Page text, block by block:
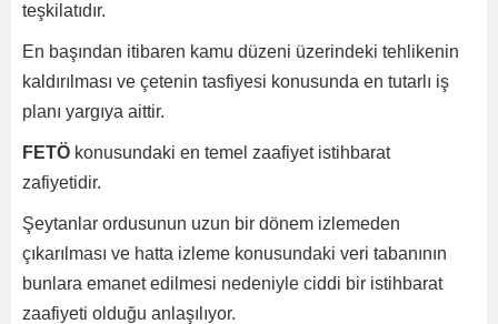
teşkilatıdır.
En başından itibaren kamu düzeni üzerindeki tehlikenin
kaldırılması ve çetenin tasfiyesi konusunda en tutarlı iş
planı yargıya aittir.
FETÖ konusundaki en temel zaafiyet istihbarat
zafiyetidir.
Şeytanlar ordusunun uzun bir dönem izlemeden
çıkarılması ve hatta izleme konusundaki veri tabanının
bunlara emanet edilmesi nedeniyle ciddi bir istihbarat
zaafiyeti olduğu anlaşılıyor.